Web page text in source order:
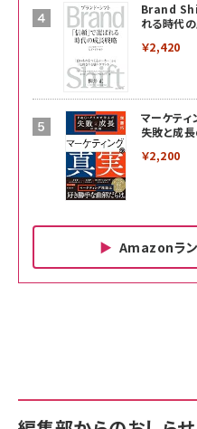
Brand
れる時代
￥2,420
マーケテ
失敗と成
￥2,200
Amazonラン
￥880
サポート正規
サポート正規